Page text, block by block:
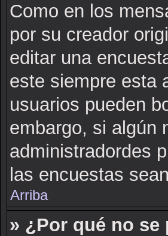
Como en los
por su creador
editar una
este siempre esta
usuarios pueden
embargo, si algún
administradordes
las encuestas
Arriba
» ¿Por qué no se